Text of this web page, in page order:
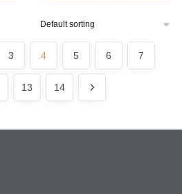
3 4 5 6 7
13 14